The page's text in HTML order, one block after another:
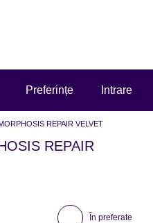
Preferințe Intrare
REPAIR VELVET
REPAIR
În preferate